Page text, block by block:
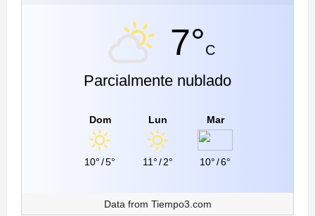
7°C
Parcialmente nublado
Dom
10°/5°
Lun
11°/ 2°
Mar
10°/6°
Data from Tiempo3.com